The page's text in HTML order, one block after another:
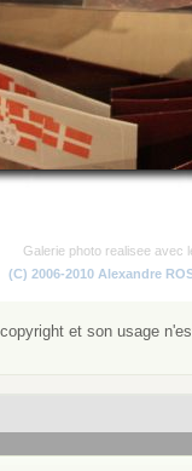
Galerie photo realisee avec
(C) 2006-2010 Alexandre
et son usage